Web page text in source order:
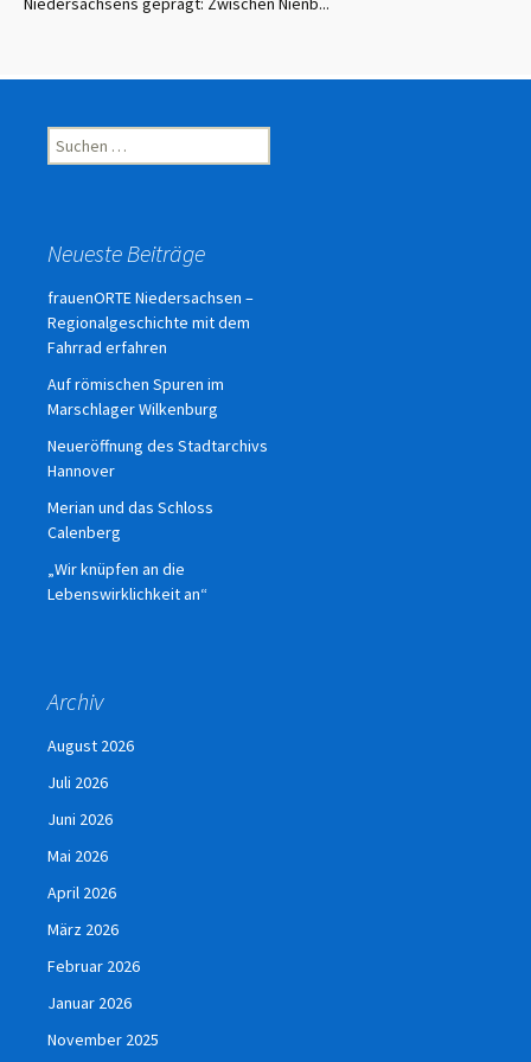
Suchen
nach:
Neueste Beiträge
frauenORTE Niedersachsen –
Regionalgeschichte mit dem
Fahrrad erfahren
Auf römischen Spuren im
Marschlager Wilkenburg
Neueröffnung des Stadtarchivs
Hannover
Merian und das Schloss
Calenberg
„Wir knüpfen an die
Lebenswirklichkeit an“
Archiv
August 2026
Juli 2026
Juni 2026
Mai 2026
April 2026
März 2026
Februar 2026
Januar 2026
November 2025